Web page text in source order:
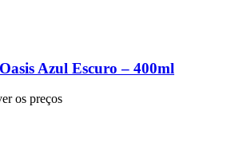
Azul Escuro – 400ml
os preços